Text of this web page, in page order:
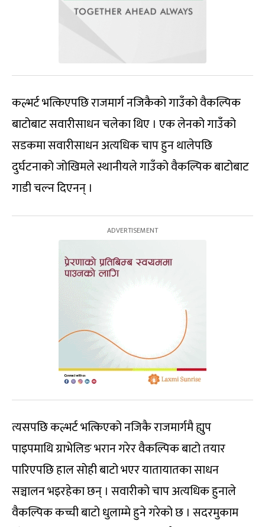
कल्भर्ट भत्किएपछि राजमार्ग नजिकैको गाउँको वैकल्पिक
बाटोबाट सवारीसाधन चलेका थिए । एक लेनको गाउँको
सडकमा सवारीसाधन अत्यधिक चाप हुन थालेपछि
दुर्घटनाको जोखिमले स्थानीयले गाउँको वैकल्पिक बाटोबाट
गाडी चल्न दिएनन् ।
त्यसपछि कल्भर्ट भत्किएको नजिकै राजमार्गमै ह्युप
पाइपमाथि ग्राभेलिङ भरान गरेर वैकल्पिक बाटो तयार
पारिएपछि हाल सोही बाटो भएर यातायातका साधन
सञ्चालन भइरहेका छन् । सवारीको चाप अत्यधिक हुनाले
वैकल्पिक कच्ची बाटो धुलाम्मे हुने गरेको छ । सदरमुकाम